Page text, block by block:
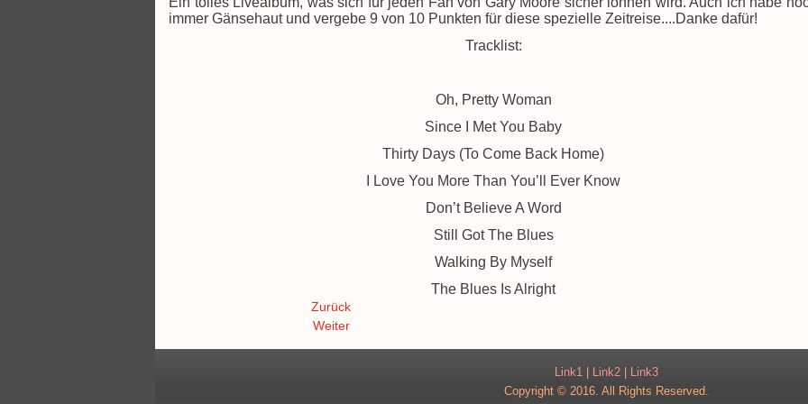
immer Gänsehaut und vergebe 9 von 10 Punkten für diese spezielle Zeitreise....Danke dafür!
Tracklist:
Oh, Pretty Woman
Since I Met You Baby
Thirty Days (To Come Back Home)
I Love You More Than You’ll Ever Know
Don’t Believe A Word
Still Got The Blues
Walking By Myself
The Blues Is Alright
Zurück
Weiter
Link1| Link2|
Link3
Copyright © 2016. All Rights Reserved.